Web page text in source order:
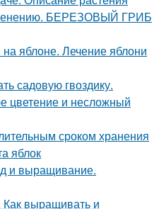
БЕРЕЗОВЫЙ ГРИБ
на яблоне. Лечение яблони
садовую гвоздику.
цветение и несложный
сроком хранения
яблок
и выращивание.
Как выращивать и